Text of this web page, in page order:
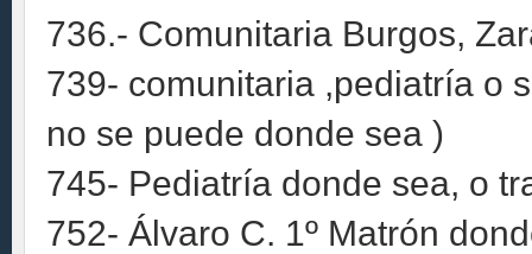
736.- Comunitaria Burgos,
739- comunitaria ,pediatría o
no se puede donde sea )
745- Pediatría donde sea, o
752- Álvaro C. 1º Matrón